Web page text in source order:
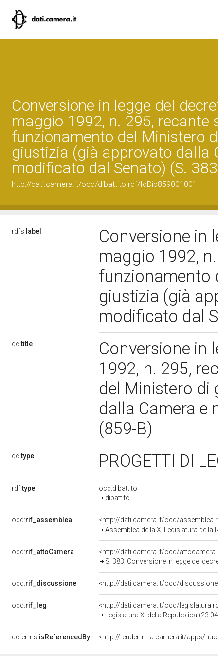
Conversione in legge del
maggio 1992, n. 295, recante
funzionamento del Ministero
giustizia (già approvato dalla
modificato dal Senato) (S.
http://dati.camera.it/ocd/dibattito.rdf/IdDib859001001
rdfs: label
Conversione in
maggio 1992,
funzionamento
giustizia (già
modificato dal
dc:title
Conversione in
1992, n. 295,
del Ministero di
dalla Camera e
(859-B)
dc:type PROGETTI DI
rdf:type
ocd:dibattito
dibattito
ocd:rif_assemblea
<http://dati.camera.it/ocd/
Assemblea della XI Legislatura della
ocd:rif_attoCamera
<http://dati.camera.it/ocd/
S. 383: Conversione in legge del decreto-legge 26 maggio
ocd:rif_discussione <http://dati.camera.it/ocd/
ocd:rif_leg
<http://dati.camera.it/ocd/
Legislatura XI della Repubblica
dcterms:isReferencedBy